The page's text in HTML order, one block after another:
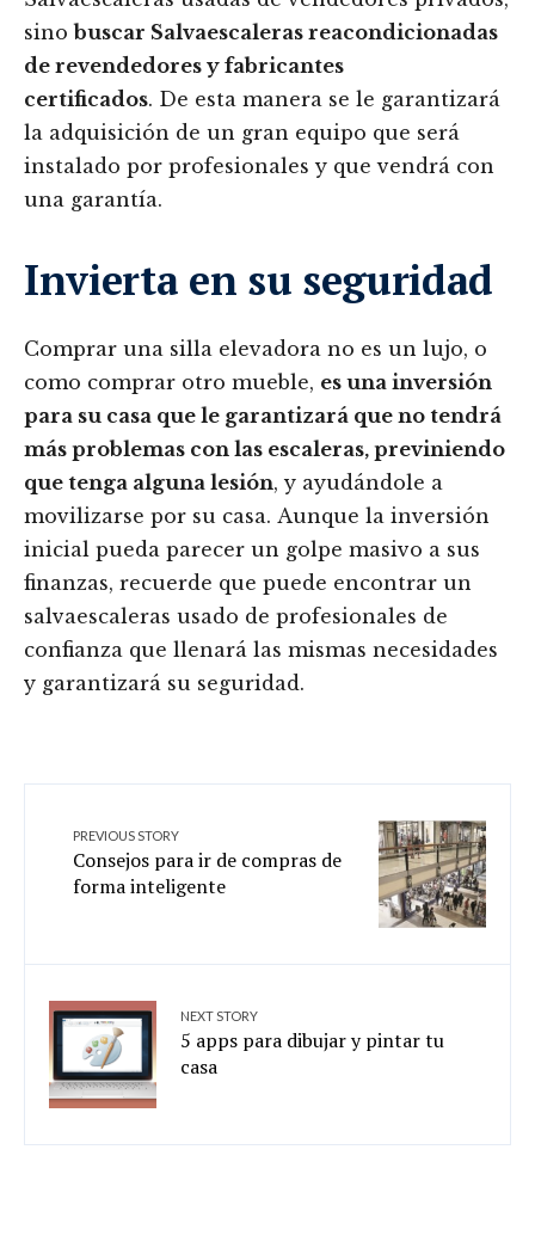
sinobuscar Salvaescaleras reacondicionadas
de revendedores y fabricantes
certificados. De esta manera se le garantizará
la adquisición de un gran equipo que será
instalado por profesionales y que vendrá con
una garantía.
Invierta en su seguridad
Comprar una silla elevadora no es un lujo, o
como comprar otro mueble, es una inversión
para su casa que le garantizará que no tendrá
más problemas con las escaleras, previniendo
que tenga alguna lesión, y ayudándole a
movilizarse por su casa. Aunque la inversión
inicial pueda parecer un golpe masivo a sus
finanzas, recuerde que puede encontrar un
salvaescaleras usado de profesionales de
confianza que llenará las mismas necesidades
y garantizará su seguridad.
PREVIOUS STORY
Consejos para ir de compras de
forma inteligente
NEXT STORY
5 apps para dibujar y pintar tu
casa